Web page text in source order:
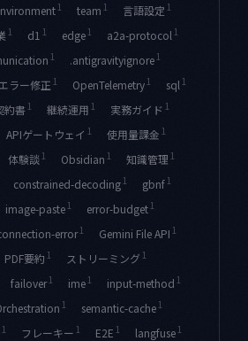
1 team 1 言語設定 1
1 d1 1 edge 1 a2a-protocol 1
1 .antigravityignore 1
ラー修正 1 OpenTelemetry 1 sql 1
約書 1 継続運用 1 実務ガイド 1
APIゲートウェイ 1 使用量課金 1
体験談 1 Obsidian 1 知識管理 1
constrained-decoding 1 gbnf 1
image-paste 1 error-budget 1
error 1 Gemini File API 1
PDF要約 1 ストリーミング 1
failover 1 ime 1 input-method 1
1 semantic-cache 1
1 フレーキー 1 E2E 1 langfuse 1